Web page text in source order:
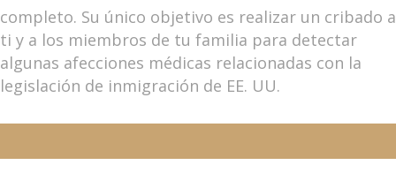
completo. Su único objetivo es realizar un cribado a
ti y a los miembros de tu familia para detectar
algunas afecciones médicas relacionadas con la
legislación de inmigración de EE. UU.